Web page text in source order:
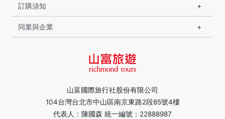
山富國際旅行社股份有限公司
104台灣台北市中山區南京東路2段85號4樓
代表人：陳國森 統一編號：22888987
訂購須知
同業與企業